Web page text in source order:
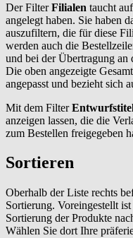
Der FilterFilialen taucht
angelegt haben. Sie haben
auszufiltern, die für diese
werden auch die
und bei der Übertragung an
Die oben angezeigte
angepasst und bezieht sich
Mit dem Filter
anzeigen lassen, die die
zum Bestellen freigegeben
Sortieren
Oberhalb der Liste rechts
Sortierung. Voreingestellt
Sortierung der Produkte
Wählen Sie dort Ihre